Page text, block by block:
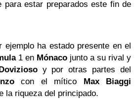
para estar preparados este fin de
ejemplo ha estado presente en el
1 en Mónaco junto a su rival y
y por otras partes del
con el mítico Max Biaggi
la riqueza del principado.